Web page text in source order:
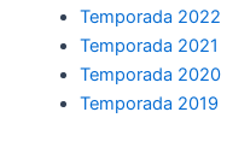
Temporada 2022
Temporada 2021
Temporada 2020
Temporada 2019